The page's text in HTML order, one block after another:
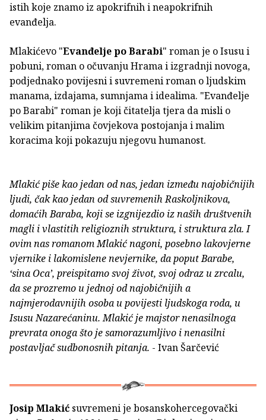
istih koje znamo iz apokrifnih i neapokrifnih
evanđelja.
Mlakićevo "Evanđelje po Barabi" roman je o Isusu i
pobuni, roman o očuvanju Hrama i izgradnji novoga,
podjednako povijesni i suvremeni roman o ljudskim
manama, izdajama, sumnjama i idealima. "Evanđelje
po Barabi" roman je koji čitatelja tjera da misli o
velikim pitanjima čovjekova postojanja i malim
koracima koji pokazuju njegovu humanost.
Mlakić piše kao jedan od nas, jedan između najobičnijih
ljudi, čak kao jedan od suvremenih Raskoljnikova,
domaćih Baraba, koji se izgnijezdio iz naših društvenih
magli i vlastitih religioznih struktura, i struktura zla. I
ovim nas romanom Mlakić nagoni, posebno lakovjerne
vjernike i lakomislene nevjernike, da poput Barabe,
‘sina Oca’, preispitamo svoj život, svoj odraz u zrcalu,
da se prozremo u jednoj od najobičnijih a
najmjerodavnijih osoba u povijesti ljudskoga roda, u
Isusu Nazarećaninu. Mlakić je majstor nenasilnoga
prevrata onoga što je samorazumljivo i nenasilni
postavljač sudbonosnih pitanja. - Ivan Šarčević
Josip Mlakić suvremeni je bosanskohercegovački